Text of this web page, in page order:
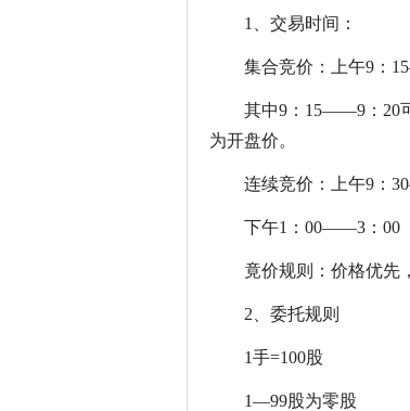
1、交易时间：
集合竞价：上午9：
其中9：15——9：20
为开盘价。
连续竞价：上午9：
下午1：00——3：00
竟价规则：价格优先
2、委托规则
1手=100股
1—99股为零股